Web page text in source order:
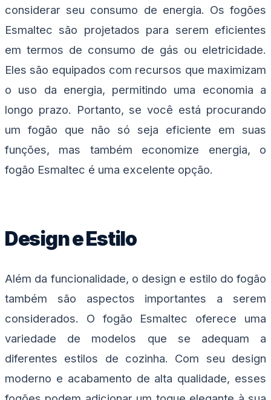
considerar seu consumo de energia. Os fogões
Esmaltec são projetados para serem eficientes
em termos de consumo de gás ou eletricidade.
Eles são equipados com recursos que maximizam
o uso da energia, permitindo uma economia a
longo prazo. Portanto, se você está procurando
um fogão que não só seja eficiente em suas
funções, mas também economize energia, o
fogão Esmaltec é uma excelente opção.
Design e Estilo
Além da funcionalidade, o design e estilo do fogão
também são aspectos importantes a serem
considerados. O fogão Esmaltec oferece uma
variedade de modelos que se adequam a
diferentes estilos de cozinha. Com seu design
moderno e acabamento de alta qualidade, esses